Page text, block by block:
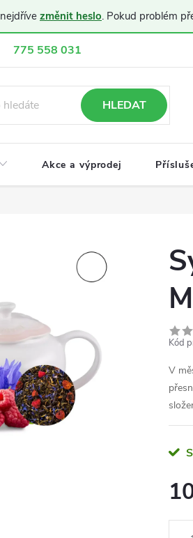
změnit heslo. Pokud problém
775 558 031
Obchodní podmínky
HLEDAT
Akce a výprodej
Kód
V